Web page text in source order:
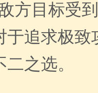
方目标受
于追求极致
之选。